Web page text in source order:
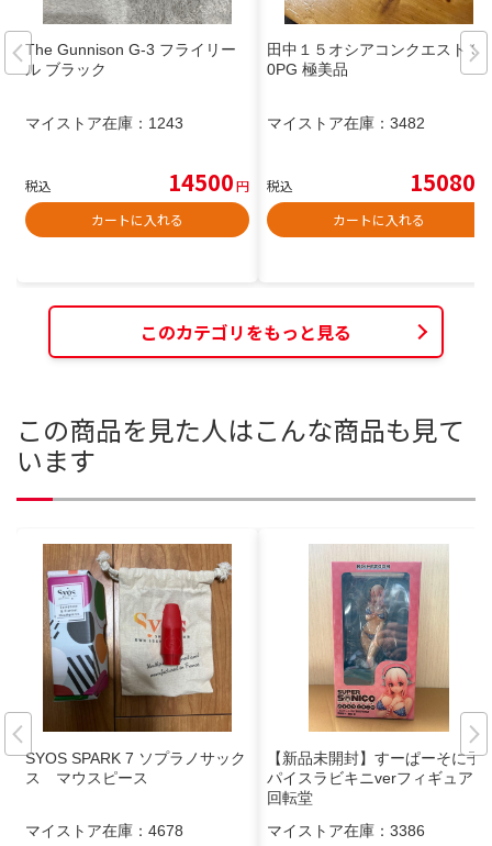
The Gunnison G-3 フライリー
ル ブラック
マイストア在庫： 1243
税込 14500円
カートに入れる
田中１５オシアコンクエスト 30
0PG 極美品
マイストア在庫： 3482
税込 15080
カートに入れる
このカテゴリをもっと見る
この商品を見た人はこんな商品も見て
います
SYOS SPARK 7 ソプラノサック
ス マウスピース
マイストア在庫： 4678
【新品未開封】すーぱーそに子
パイスラビキニverフィギュア
回転堂
マイストア在庫： 3386